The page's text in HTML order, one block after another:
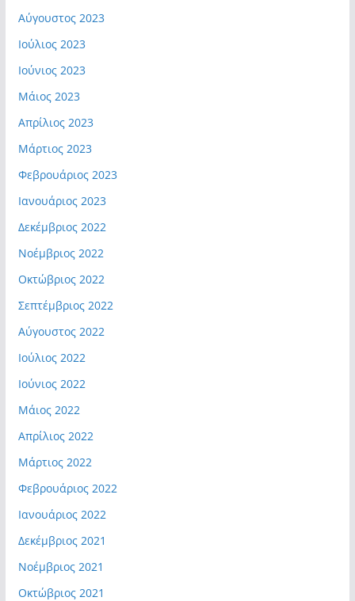
Αύγουστος 2023
Ιούλιος 2023
Ιούνιος 2023
Μάιος 2023
Απρίλιος 2023
Μάρτιος 2023
Φεβρουάριος 2023
Ιανουάριος 2023
Δεκέμβριος 2022
Νοέμβριος 2022
Οκτώβριος 2022
Σεπτέμβριος 2022
Αύγουστος 2022
Ιούλιος 2022
Ιούνιος 2022
Μάιος 2022
Απρίλιος 2022
Μάρτιος 2022
Φεβρουάριος 2022
Ιανουάριος 2022
Δεκέμβριος 2021
Νοέμβριος 2021
Οκτώβριος 2021